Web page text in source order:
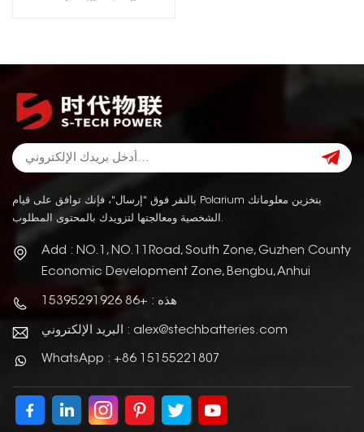
بالنقر فوق "إرسال"، فإنك توافق على قيام Polarium بتخزين معلوماتك
الشخصية ومعالجتها لتزويدك بالمحتوى المطلوب.
Add : NO.1, NO.11Road, South Zone, Guzhen County
Economic Development Zone, Bengbu, Anhui
هذه : +86 15395291926
البريد الإلكتروني : alex@stechbatteries.com
WhatsApp : +86 15155221807